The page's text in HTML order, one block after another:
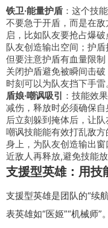
铁卫·能量护盾 ：这个技
不要急于开盾，而是在
启，比如队友要抢占爆
队友创造输出空间；护
但要注意护盾有血量限
关闭护盾避免被瞬间击
时刻可以为队友挡下手雷
盾娘·嘲讽吸引 ：技能效
减伤，释放时必须确保
后立刻躲到掩体后，让
嘲讽技能能有效打乱敌
身上，为队友创造输出
近敌人再释放,避免技能放
支援型英雄：用技
支援型英雄是团队的“续
表英雄如“医姬”“机械师”。